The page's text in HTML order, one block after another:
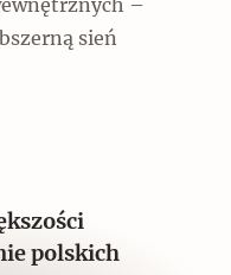
–
sień
polskich